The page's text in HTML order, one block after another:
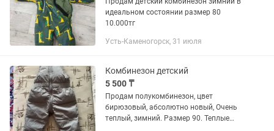
идеальном состоянии размер 80
10.000тг
Усть-Каменогорск, 31 июля
Комбинезон детский
5 500 ₸
Продам полукомбинезон, цвет
бирюзовый, абсолютно новый, Очень
теплый, зимний. Размер 90. Теплые